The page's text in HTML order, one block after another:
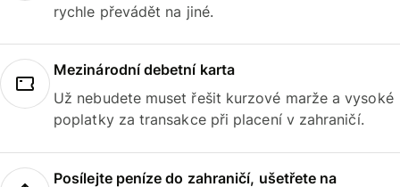
rychle převádět na jiné.
Mezinárodní debetní karta
Už nebudete muset řešit kurzové marže a vysoké
poplatky za transakce při placení v zahraničí.
Posílejte peníze do zahraničí, ušetřete na